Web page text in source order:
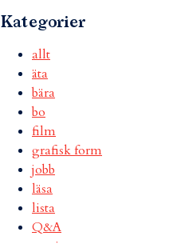
Kategorier
allt
äta
bära
bo
film
grafisk form
jobb
läsa
lista
Q&A